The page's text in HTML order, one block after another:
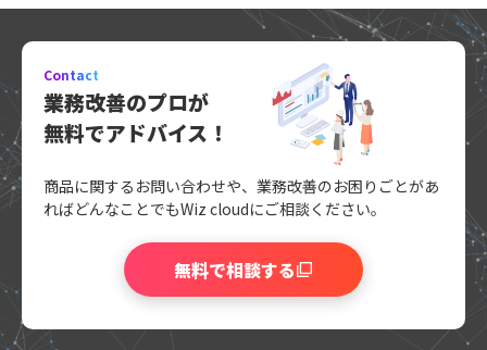
Contact
業務改善のプロが
無料でアドバイス！
商品に関するお問い合わせや、業務改善のお困りごとがあ
ればどんなことでもWiz cloudにご相談ください。
無料で相談する